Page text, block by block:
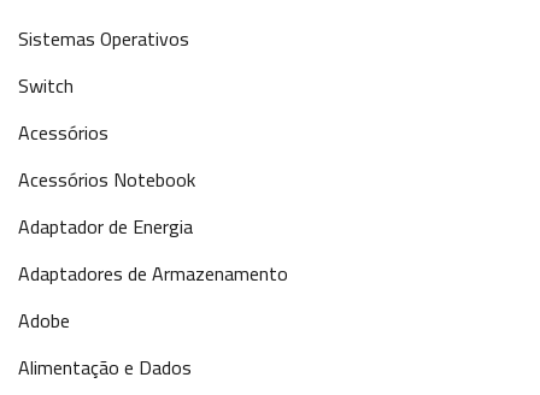
Sistemas Operativos
Switch
Acessórios
Acessórios Notebook
Adaptador de Energia
Adaptadores de Armazenamento
Adobe
Alimentação e Dados